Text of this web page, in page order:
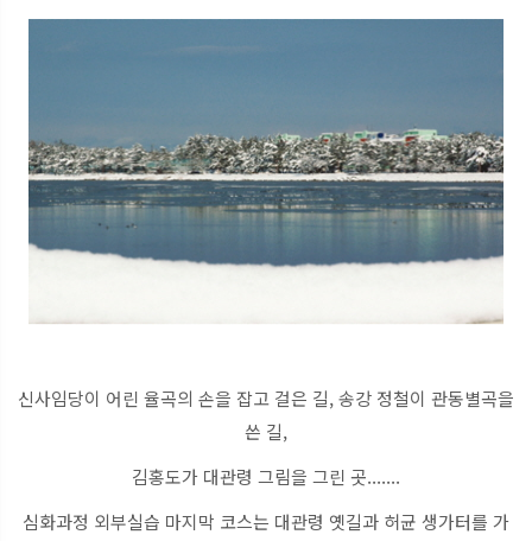
신사임당이 어린 율곡의 손을 잡고 걸은 길, 송강 정철이 관동별곡을
쓴 길,
김홍도가 대관령 그림을 그린 곳.......
심화과정 외부실습 마지막 코스는 대관령 옛길과 허균 생가터를 가